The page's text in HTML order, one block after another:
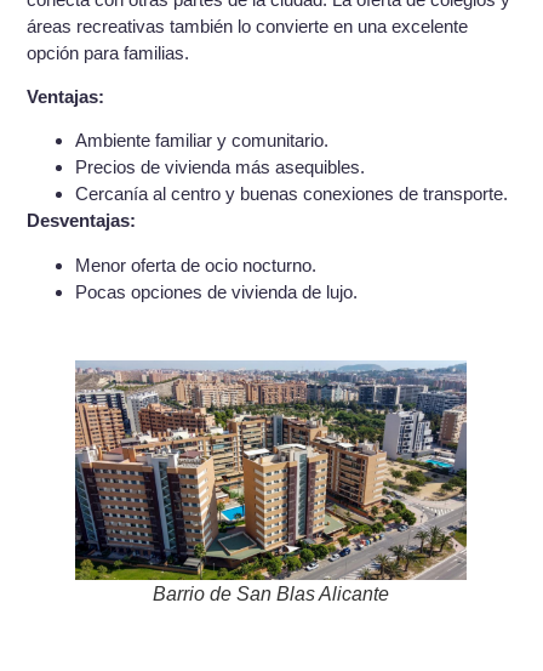
áreas recreativas también lo convierte en una excelente
opción para familias.
Ventajas:
Ambiente familiar y comunitario.
Precios de vivienda más asequibles.
Cercanía al centro y buenas conexiones de transporte.
Desventajas:
Menor oferta de ocio nocturno.
Pocas opciones de vivienda de lujo.
Barrio de San Blas Alicante